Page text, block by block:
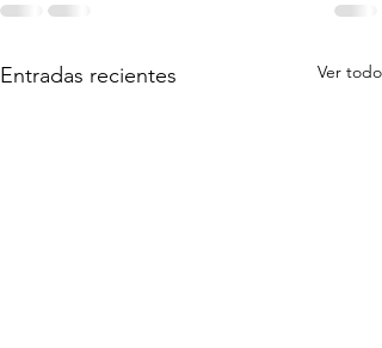
Entradas recientes Ver todo